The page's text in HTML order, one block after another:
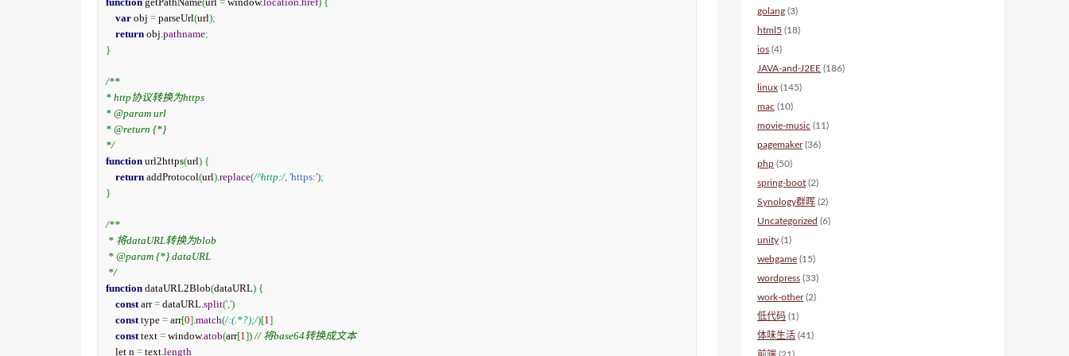
var obj = parseUrl(url);
return obj.pathname;
}
/**
* http协议转换为https
* @param url
* @return {*}
*/
function url2https(url) {
return addProtocol(url).replace(/^http:/, 'https:');
}
/**
*/
function dataURL2Blob(dataURL) {
const arr = dataURL.split(',')
const type = arr[0].match(/:(.*?);/)[1]
const text = window.atob(arr[1]) // 将base64转换成文本
    let n
= text.length
golang (3)
html5 (18)
ios (4)
JAVA-and-J2EE (186)
linux (145)
mac (10)
movie-music (11)
pagemaker(36)
php (50)
spring-boot (2)
Synology群晖 (2)
Uncategorized (6)
unity (1)
webgame (15)
wordpress (33)
work-other(2)
低代码 (1)
体味生活 (41)